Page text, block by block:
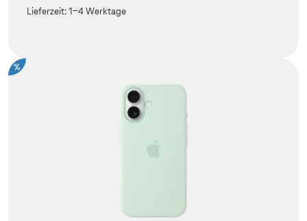
Lieferzeit:1-4 Werktage
%